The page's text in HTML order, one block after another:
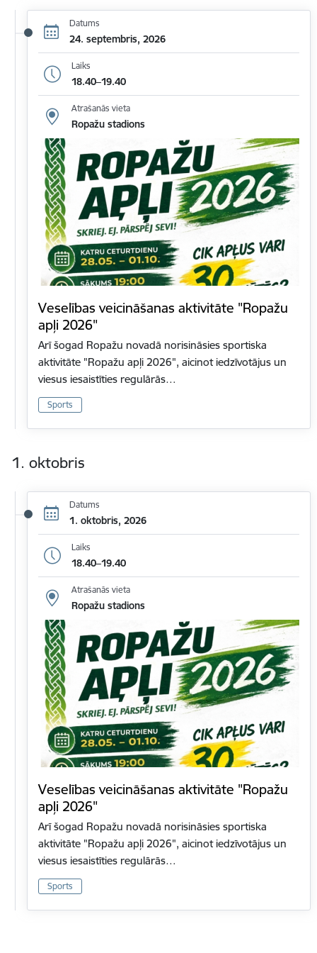
Datums
24. septembris, 2026
Laiks
18.40–19.40
Atrašanās vieta
Ropažu stadions
Veselības veicināšanas aktivitāte "Ropažu
apļi 2026"
Arī šogad Ropažu novadā norisināsies sportiska
aktivitāte "Ropažu apļi 2026", aicinot iedzīvotājus un
viesus iesaistīties regulārās…
Sports
1. oktobris
Datums
1. oktobris, 2026
Laiks
18.40–19.40
Atrašanās vieta
Ropažu stadions
Veselības veicināšanas aktivitāte "Ropažu
apļi 2026"
Arī šogad Ropažu novadā norisināsies sportiska
aktivitāte "Ropažu apļi 2026", aicinot iedzīvotājus un
viesus iesaistīties regulārās…
Sports